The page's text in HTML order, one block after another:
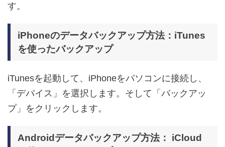
す。
iPhoneのデータバックアップ方法：iTunes
を使ったバックアップ
iTunesを起動して、iPhoneをパソコンに接続し、
「デバイス」を選択します。そして「バックアッ
プ」をクリックします。
Androidデータバックアップ方法： iCloud